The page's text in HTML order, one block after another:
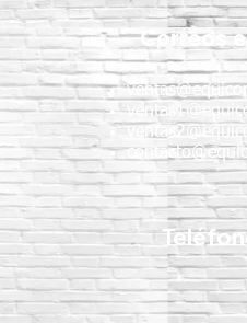
Correos